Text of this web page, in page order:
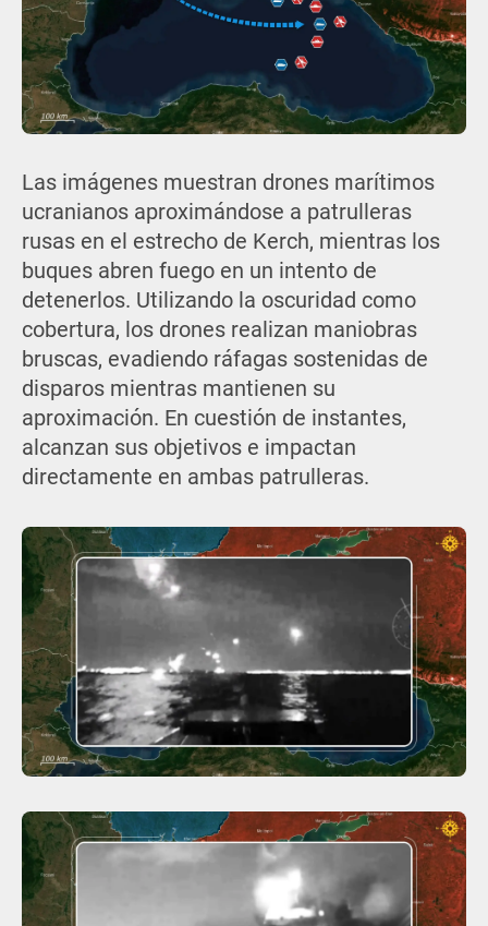
Las imágenes muestran drones marítimos
ucranianos aproximándose a patrulleras
rusas en el estrecho de Kerch, mientras los
buques abren fuego en un intento de
detenerlos. Utilizando la oscuridad como
cobertura, los drones realizan maniobras
bruscas, evadiendo ráfagas sostenidas de
disparos mientras mantienen su
aproximación. En cuestión de instantes,
alcanzan sus objetivos e impactan
directamente en ambas patrulleras.